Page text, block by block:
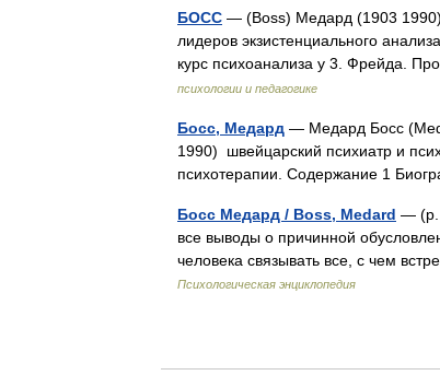
БОСС — (Boss) Медард (1903 1990)
лидеров экзистенциального
курс психоанализа у 3. Фрейда.
психологии и педагогике
Босс, Медард — Медард Босс
1990) швейцарский психиатр и
психотерапии. Содержание 1
Босс Медард / Boss, Medard — (p.
все выводы о причинной
человека связывать все, с чем
Психологическая энциклопедия